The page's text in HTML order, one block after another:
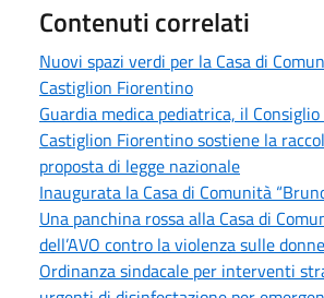
Contenuti correlati
Nuovi spazi verdi per la Casa di
Castiglion Fiorentino
Guardia medica pediatrica, il
Castiglion Fiorentino sostiene la
proposta di legge nazionale
Inaugurata la Casa di Comunità
Una panchina rossa alla Casa di
dell’AVO contro la violenza sulle donne
Ordinanza sindacale per interventi